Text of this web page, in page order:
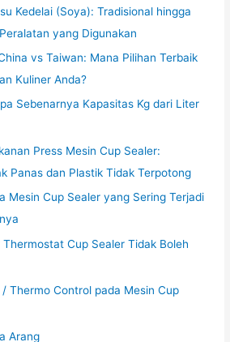
Kedelai (Soya): Tradisional hingga
yang Digunakan
vs Taiwan: Mana Pilihan Terbaik
Kuliner Anda?
Sebenarnya Kapasitas Kg dari Liter
Press Mesin Cup Sealer:
Panas dan Plastik Tidak Terpotong
Mesin Cup Sealer yang Sering Terjadi
Cup Sealer Tidak Boleh
Thermo Control pada Mesin Cup
Arang